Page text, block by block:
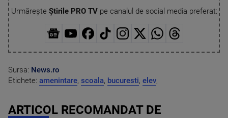
Urmărește Știrile PRO TVpe canalul de social media preferat:
Sursa: News.ro
Etichete: amenintare, scoala, bucuresti, elev,
ARTICOL RECOMANDAT DE